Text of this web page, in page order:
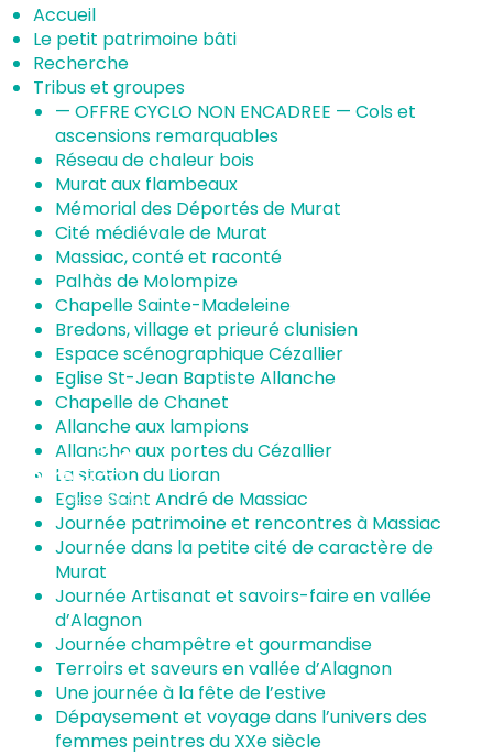
Accueil
Le petit patrimoine bâti
Recherche
Tribus et groupes
— OFFRE CYCLO NON ENCADREE — Cols et
ascensions remarquables
Réseau de chaleur bois
Murat aux flambeaux
Mémorial des Déportés de Murat
Cité médiévale de Murat
Massiac, conté et raconté
Palhàs de Molompize
Chapelle Sainte-Madeleine
Bredons, village et prieuré clunisien
Espace scénographique Cézallier
Eglise St-Jean Baptiste Allanche
Chapelle de Chanet
Allanche aux lampions
Allanche aux portes du Cézallier
La station du Lioran
Eglise Saint André de Massiac
Journée patrimoine et rencontres à Massiac
Journée dans la petite cité de caractère de
Murat
Journée Artisanat et savoirs-faire en vallée
d’Alagnon
Journée champêtre et gourmandise
Terroirs et saveurs en vallée d’Alagnon
Une journée à la fête de l’estive
Dépaysement et voyage dans l’univers des
femmes peintres du XXe siècle